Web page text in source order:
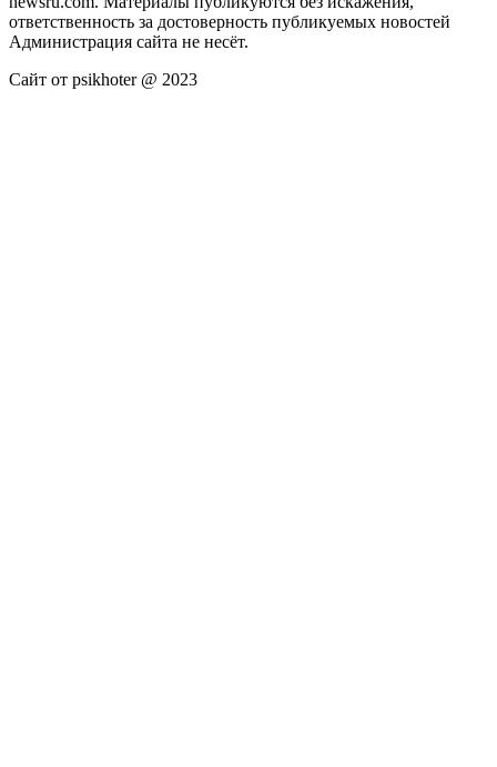
ответственность за достоверность публикуемых новостей
Администрация сайта не несёт.
Сайт от psikhoter @ 2023